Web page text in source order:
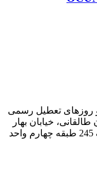
خیابان بهار
شمالی، نبش خیابان جواد کارگر، پلاک 245 طبقه چهارم واحد